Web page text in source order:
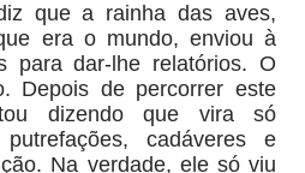
que a rainha das aves,
era o mundo, enviou à
para dar-lhe relatórios. O
Depois de percorrer este
dizendo que vira só
cadáveres e
Na verdade, ele só viu